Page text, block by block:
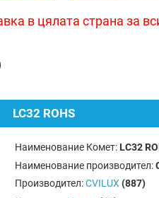
в цялата страна за
LC32 ROHS
Наименование Комет: LC32
Наименование производител:
Производител:CVILUX (887)